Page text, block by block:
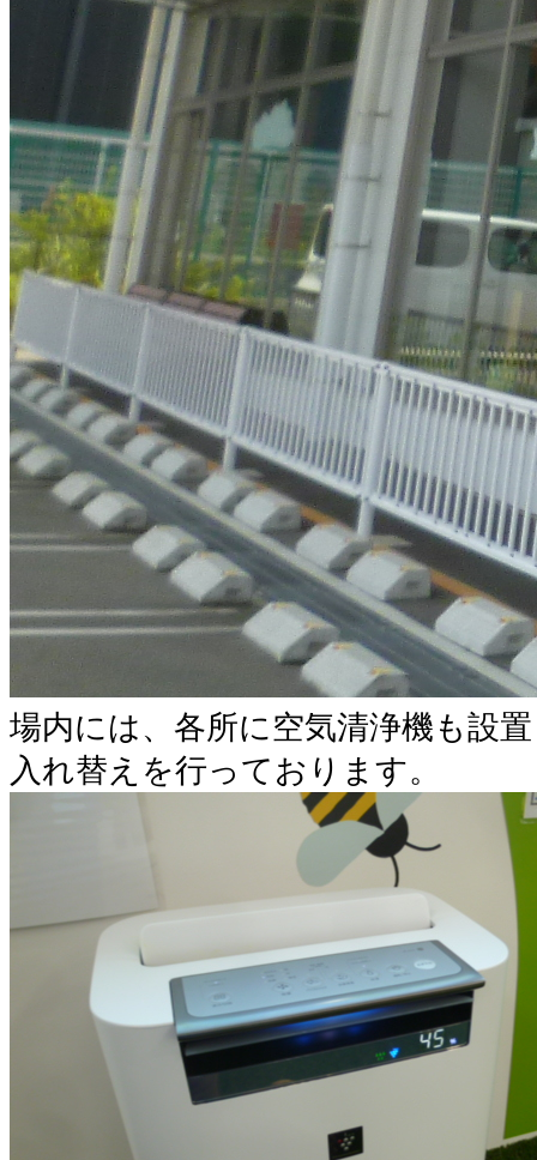
場内には、各所に空気清浄機も設
入れ替えを行っております。